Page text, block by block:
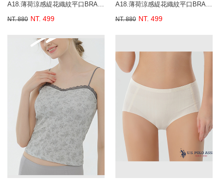
A18.薄荷涼感緹花織紋平口BRA背心
NT. 880 NT. 499
A18.薄荷涼感緹花織紋平口BRA背心
NT. 880 NT. 499